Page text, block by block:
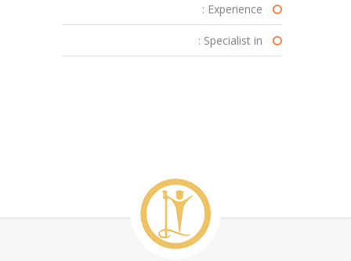
Experience :
Specialist in :